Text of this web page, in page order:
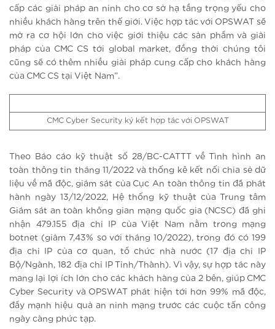
cấp các giải pháp an ninh cho cơ sở hạ tầng trọng yếu cho
nhiều khách hàng trên thế giới. Việc hợp tác với OPSWAT sẽ
mở ra cơ hội lớn cho việc giới thiệu các sản phẩm và giải
pháp của CMC CS tới global market, đồng thời chúng tôi
cũng sẽ có thêm nhiều giải pháp cung cấp cho khách hàng
của CMC CS tại Việt Nam”.
CMC Cyber Security ký kết hợp tác với OPSWAT
Theo Báo cáo kỹ thuật số 28/BC-CATTT về Tình hình an
toàn thông tin tháng 11/2022 và thống kê kết nối chia sẻ dữ
liệu về mã độc, giám sát của Cục An toàn thông tin đã phát
hành ngày 13/12/2022, Hệ thống kỹ thuật của Trung tâm
Giám sát an toàn không gian mạng quốc gia (NCSC) đã ghi
nhận 479.155 địa chỉ IP của Việt Nam nằm trong mạng
botnet (giảm 7,43% so với tháng 10/2022), trong đó có 199
địa chỉ IP của cơ quan, tổ chức nhà nước (17 địa chỉ IP
Bộ/Ngành, 182 địa chỉ IP Tỉnh/Thành). Vì vậy, sự hợp tác này
mang lại lợi ích lớn cho các khách hàng của 2 bên, giúp CMC
Cyber Security và OPSWAT phát hiện tới hơn 99% mã độc,
đẩy mạnh hiệu quả an ninh mạng trước các cuộc tấn công
ngày càng phức tạp.